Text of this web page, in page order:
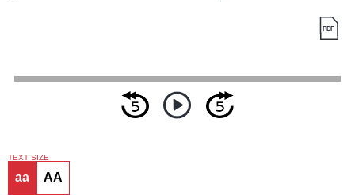
TEXT SIZE
aa AA